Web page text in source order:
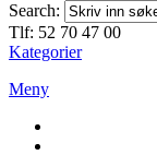
Search:
Tlf: 52 70 47 00
Kategorier
Meny